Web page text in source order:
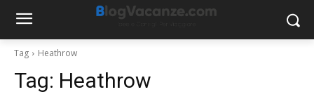
Tag Heathrow
Tag: Heathrow